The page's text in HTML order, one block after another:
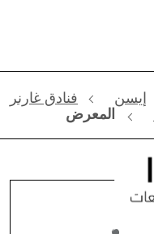
‫‫إيسن‬‬
فنادق غارنر
المعرض